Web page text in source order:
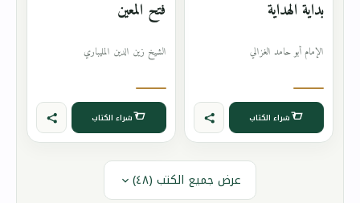
بداية الهداية
الإمام أبو حامد الغزالي
شراء الكتاب
فتح المعين
الشيخ زين الدين المليباري
شراء الكتاب
عرض جميع الكتب (٤٨)